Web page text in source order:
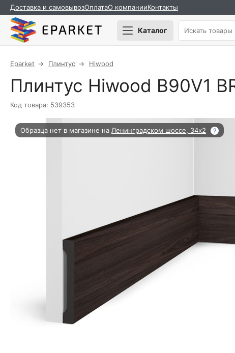
Доставка и самовывозОплатаО компанииКонтакты
Каталог
Eparket Плинтус Hiwood
Плинтус Hiwood B90V1
Код товара: 539353
Образца нет в магазине на Ленинградском шоссе, 34к2 ?